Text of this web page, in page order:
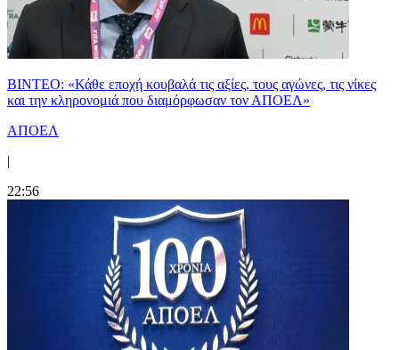
ΒΙΝΤΕΟ: «Κάθε εποχή κουβαλά τις αξίες, τους αγώνες, τις νίκες
και την κληρονομιά που διαμόρφωσαν τον ΑΠΟΕΛ»
ΑΠΟΕΛ
|
22:56